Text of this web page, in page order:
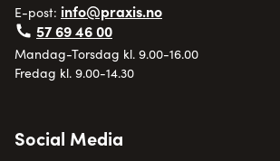
E-post: info@praxis.no
57 69 46 00
Mandag-Torsdag kl. 9.00-16.00
Fredag kl. 9.00-14.30
Social Media